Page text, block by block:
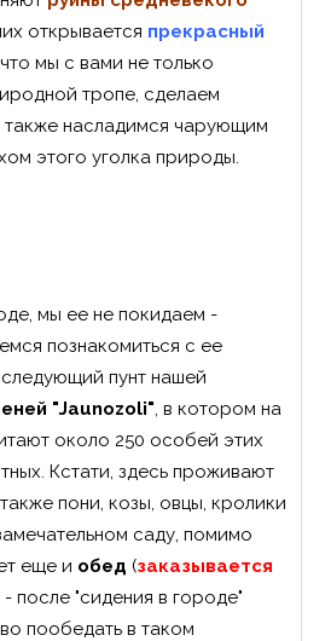
открывается прекрасный
мы с вами не только
тропе, сделаем
насладимся чарующим
этого уголка природы.
мы ее не покидаем -
познакомиться с ее
пунт нашей
"Jaunozoli", в котором на
около 250 особей этих
Кстати, здесь проживают
пони, козы, овцы, кролики
саду, помимо
еще и обед (заказывается
- после "сидения в городе"
пообедать в таком